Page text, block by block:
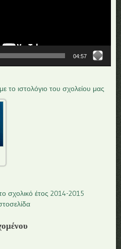
04:57
το ιστολόγιο του σχολείου μας
σχολικό έτος 2014-2015